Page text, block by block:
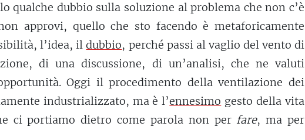
qualche dubbio sulla soluzione al problema che non c’è
approvi, quello che sto facendo è metaforicamente
l’idea, ildubbio, perché passi al vaglio del vento di
di una discussione, di un’analisi, che ne valuti
Oggi il procedimento della ventilazione dei
industrializzato, ma è l’ennesimo gesto della vita
ci portiamo dietro come parola non per fare, ma per